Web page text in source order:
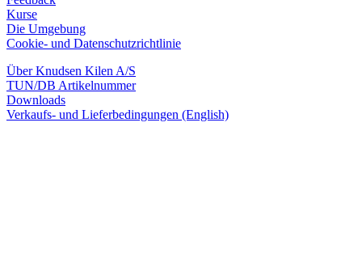
Kurse
Die Umgebung
Cookie- und Datenschutzrichtlinie
Über Knudsen Kilen A/S
TUN/DB Artikelnummer
Downloads
Verkaufs- und Lieferbedingungen (English)